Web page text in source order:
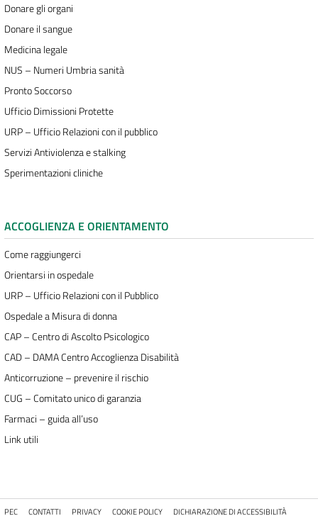
Donare gli organi
Donare il sangue
Medicina legale
NUS – Numeri Umbria sanità
Pronto Soccorso
Ufficio Dimissioni Protette
URP – Ufficio Relazioni con il pubblico
Servizi Antiviolenza e stalking
Sperimentazioni cliniche
ACCOGLIENZA E ORIENTAMENTO
Come raggiungerci
Orientarsi in ospedale
URP – Ufficio Relazioni con il Pubblico
Ospedale a Misura di donna
CAP – Centro di Ascolto Psicologico
CAD – DAMA Centro Accoglienza Disabilità
Anticorruzione – prevenire il rischio
CUG – Comitato unico di garanzia
Farmaci – guida all’uso
Link utili
PEC CONTATTI PRIVACY COOKIE POLICY DICHIARAZIONE DI ACCESSIBILITÀ